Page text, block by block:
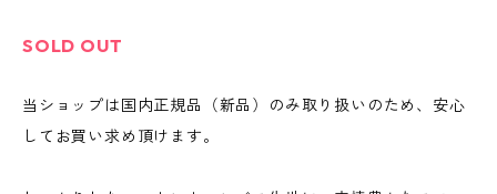
SOLD OUT
当ショップは国内正規品（新品）のみ取り扱いのため、安心
してお買い求め頂けます。